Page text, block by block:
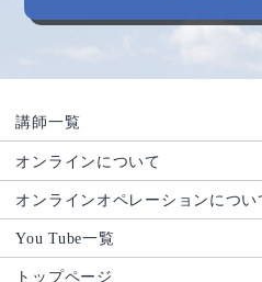
講師一覧
オンラインについて
オンラインオペレーションについ
You Tube一覧
トップページ